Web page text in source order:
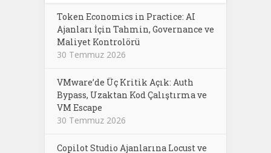
Token Economics in Practice: AI
Ajanları İçin Tahmin, Governance ve
Maliyet Kontrolörü
30 Temmuz 2026
VMware’de Üç Kritik Açık: Auth
Bypass, Uzaktan Kod Çalıştırma ve
VM Escape
30 Temmuz 2026
Copilot Studio Ajanlarına Locust ve